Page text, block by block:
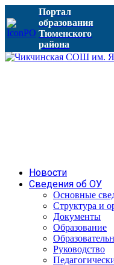
Портал
образования
Тюменского
района
Новости
Сведения об ОУ
Основные
Структура и
Документы
Образование
Руководство